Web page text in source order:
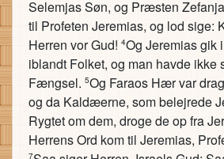
Selemjas Søn, og Præsten
til Profeten Jeremias, og lod sige:
Herren vor Gud! 4Og Jeremias gik
iblandt Folket, og man havde ikke
Fængsel. 5Og Faraos Hær var
og da Kaldæerne, som belejrede
Rygtet om dem, droge de op fra
Herrens Ord kom til Jeremias,
7